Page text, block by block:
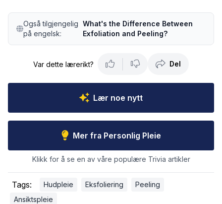
Også tilgjengelig
på engelsk:
What's the Difference Between
Exfoliation and Peeling?
Var dette lærerikt? Del
Lær noe nytt
Mer fra Personlig Pleie
Klikk for å se en av våre populære Trivia artikler
Tags: Hudpleie Eksfoliering
Peeling
Ansiktspleie